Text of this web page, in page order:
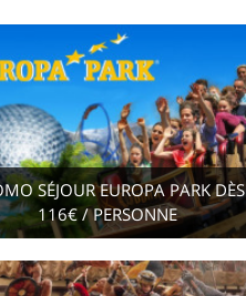
SÉJOUR EUROPA PARK DÈS
116€ / PERSONNE